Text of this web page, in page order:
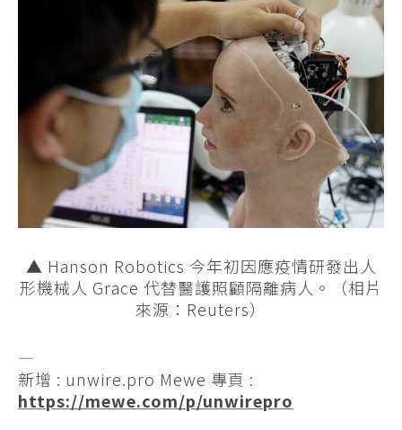
▲ Hanson Robotics 今年初因應疫情研發出人
形機械人 Grace 代替醫護照顧隔離病人。（相片
來源：Reuters）
—
新增 : unwire.pro Mewe 專頁 :
https://mewe.com/p/unwirepro